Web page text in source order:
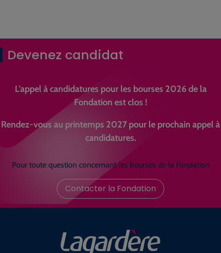
Devenez candidat
L'appel à candidatures pour les bourses 2026 de la
Fondation est clos !
Rendez-vous au printemps 2027 pour le prochain appel à
candidatures.
Pour toute question concernant les bourses de la Fondation
Contacter la Fondation